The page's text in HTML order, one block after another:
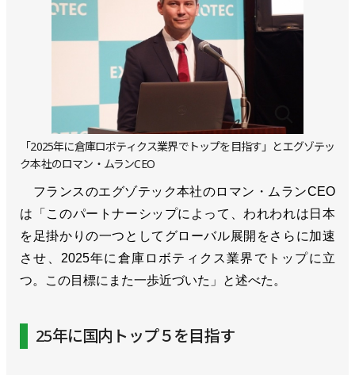
「2025年に倉庫ロボティクス業界でトップを目指す」とエグゾテッ
ク本社のロマン・ムランCEO
フランスのエグゾテック本社のロマン・ムランCEO
は「このパートナーシップによって、われわれは日本
を足掛かりの一つとしてグローバル展開をさらに加速
させ、2025年に倉庫ロボティクス業界でトップに立
つ。この目標にまた一歩近づいた」と述べた。
25年に国内トップ５を目指す